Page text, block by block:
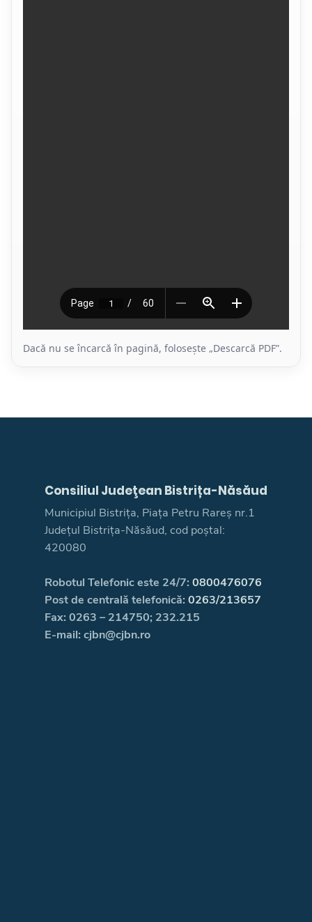
Dacă nu se încarcă în pagină, folosește „Descarcă PDF”.
Consiliul Judeţean Bistrița-Năsăud
Municipiul Bistrița, Piața Petru Rareș nr.1
Județul Bistrița-Năsăud, cod poștal:
420080
Robotul Telefonic este 24/7: 0800476076
Post de centrală telefonică: 0263/213657
Fax: 0263 – 214750; 232.215
E-mail: cjbn@cjbn.ro